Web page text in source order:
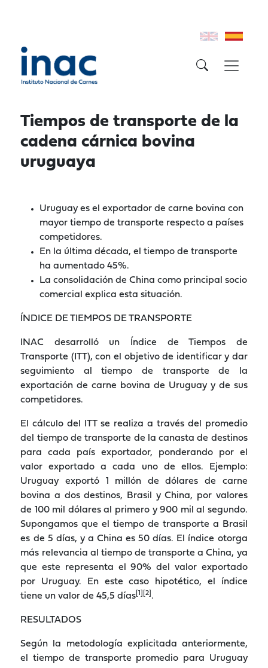
Tiempos de transporte de la
cadena cárnica bovina
uruguaya
Uruguay es el exportador de carne bovina con
mayor tiempo de transporte respecto a países
competidores.
En la última década, el tiempo de transporte
ha aumentado 45%.
La consolidación de China como principal socio
comercial explica esta situación.
ÍNDICE DE TIEMPOS DE TRANSPORTE
INAC desarrolló un Índice de Tiempos de
Transporte (ITT), con el objetivo de identificar y dar
seguimiento al tiempo de transporte de la
exportación de carne bovina de Uruguay y de sus
competidores.
El cálculo del ITT se realiza a través del promedio
del tiempo de transporte de la canasta de destinos
para cada país exportador, ponderando por el
valor exportado a cada uno de ellos. Ejemplo:
Uruguay exportó 1 millón de dólares de carne
bovina a dos destinos, Brasil y China, por valores
de 100 mil dólares al primero y 900 mil al segundo.
Supongamos que el tiempo de transporte a Brasil
es de 5 días, y a China es 50 días. El índice otorga
más relevancia al tiempo de transporte a China, ya
que este representa el 90% del valor exportado
por Uruguay. En este caso hipotético, el índice
tiene un valor de 45,5 días [1][2] .
RESULTADOS
Según la metodología explicitada anteriormente,
el tiempo de transporte promedio para Uruguay